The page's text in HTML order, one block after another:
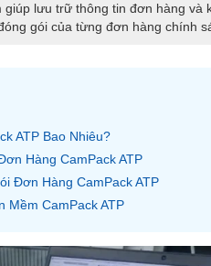
lưu trữ thông tin đơn hàng và
gói của từng đơn hàng chính
ATP Bao Nhiêu?
Hàng CamPack ATP
Đơn Hàng CamPack ATP
Mềm CamPack ATP